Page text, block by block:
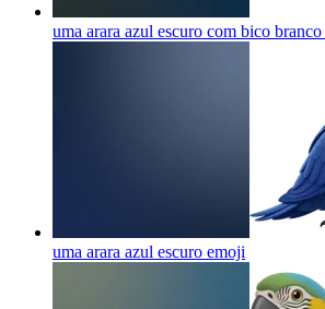
uma arara azul escuro com bico branco
uma arara azul escuro emoji